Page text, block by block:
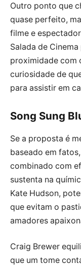
Outro ponto que
quase perfeito,
filme e
Salada de
proximidade com
curiosidade de
para assistir em
Song Sung
Se a proposta é
baseado em
combinado com
sustenta na
Kate Hudson,
que evitam o
amadores
Craig Brewer
que um tome